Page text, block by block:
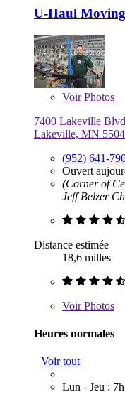
U-Haul
VoirPhotos
7400 Lakeville Blvd
Lakeville, MN
(952) 641-
Ouvert
(Corner of
Jeff Belzer
Distance estimée
18,6 milles
VoirPhotos
Heures normales
Voir tout
Lun - Jeu :